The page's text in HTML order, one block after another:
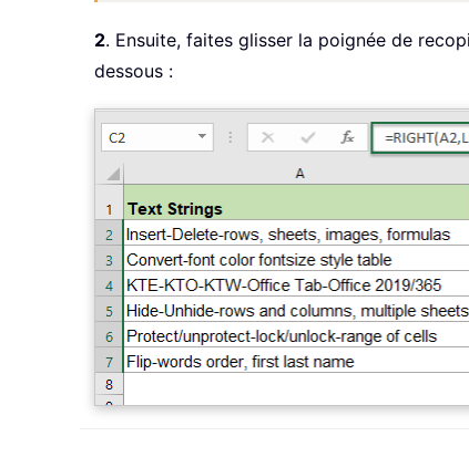
2. Ensuite, faites glisser la poignée de
dessous :